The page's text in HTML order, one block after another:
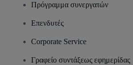
Πρόγραμμα συνεργατών
Επενδυτές
Corporate Service
Γραφείο συντάξεως εφημερίδας